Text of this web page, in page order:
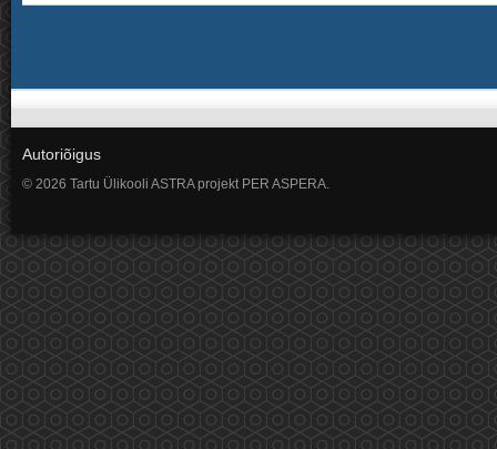
Autoriõigus
© 2026 Tartu Ülikooli ASTRA projekt PER ASPERA.